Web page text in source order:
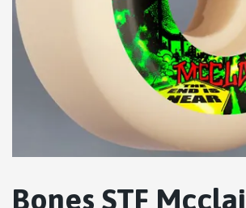
Bones STF